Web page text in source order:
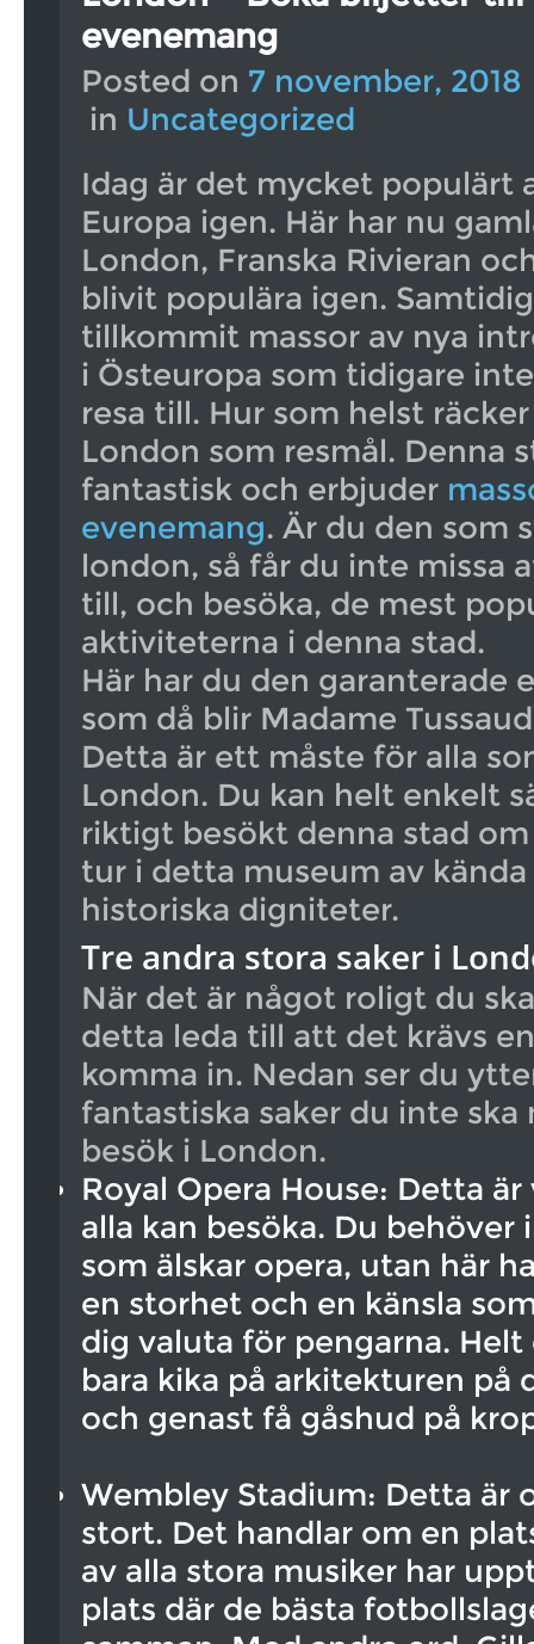
evenemang
Posted on 7 november, 2018
in Uncategorized
Idag är det mycket populärt
Europa igen. Här har nu
London, Franska Rivieran
blivit populära igen.
tillkommit massor av nya
i Östeuropa som tidigare
resa till. Hur som helst
London som resmål. Denna
fantastisk och erbjuder
evenemang. Är du den som
london, så får du inte missa
till, och besöka, de mest
aktiviteterna i denna stad.
Här har du den garanterade
som då blir Madame
Detta är ett måste för alla
London. Du kan helt enkelt
riktigt besökt denna stad
tur i detta museum av
historiska digniteter.
Tre andra stora saker i
När det är något roligt du
detta leda till att det krävs
komma in. Nedan ser du
fantastiska saker du inte ska
besök i London.
Royal Opera House: Detta
alla kan besöka. Du behöver
som älskar opera, utan här
en storhet och en känsla
dig valuta för pengarna.
bara kika på arkitekturen på
och genast få gåshud på
Wembley Stadium: Detta är
stort. Det handlar om en
av alla stora musiker har
plats där de bästa